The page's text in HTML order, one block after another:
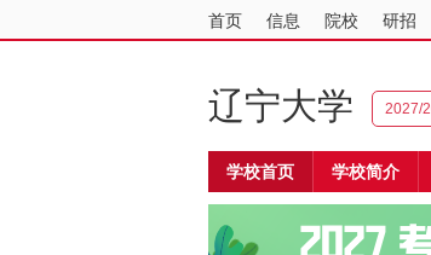
首页 信息 院校 研招
辽宁大学 2027/
学校首页 学校简介